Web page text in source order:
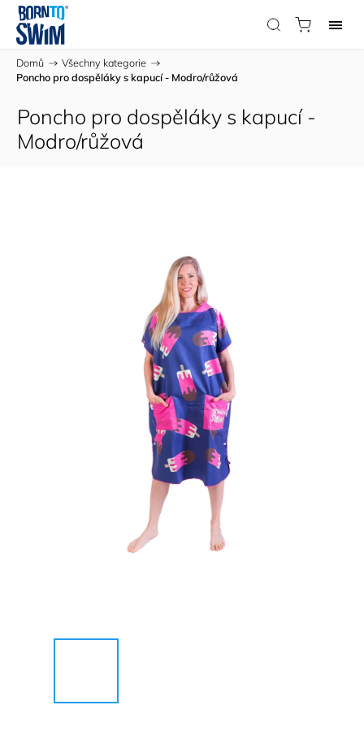
Domů / Všechny kategorie /
Poncho pro dospěláky s kapucí - Modro/růžová
Poncho pro dospěláky s kapucí -
Modro/růžová